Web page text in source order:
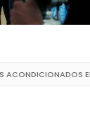
ACONDICIONADOS